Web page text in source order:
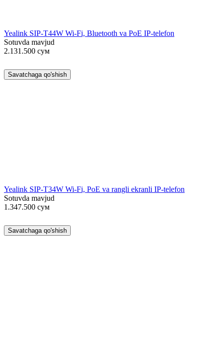
Yealink SIP-T44W Wi-Fi, Bluetooth va PoE IP-telefon
Sotuvda mavjud
2.131.500 сум
Savatchaga qo'shish
Yealink SIP-T34W Wi-Fi, PoE va rangli ekranli IP-telefon
Sotuvda mavjud
1.347.500 сум
Savatchaga qo'shish